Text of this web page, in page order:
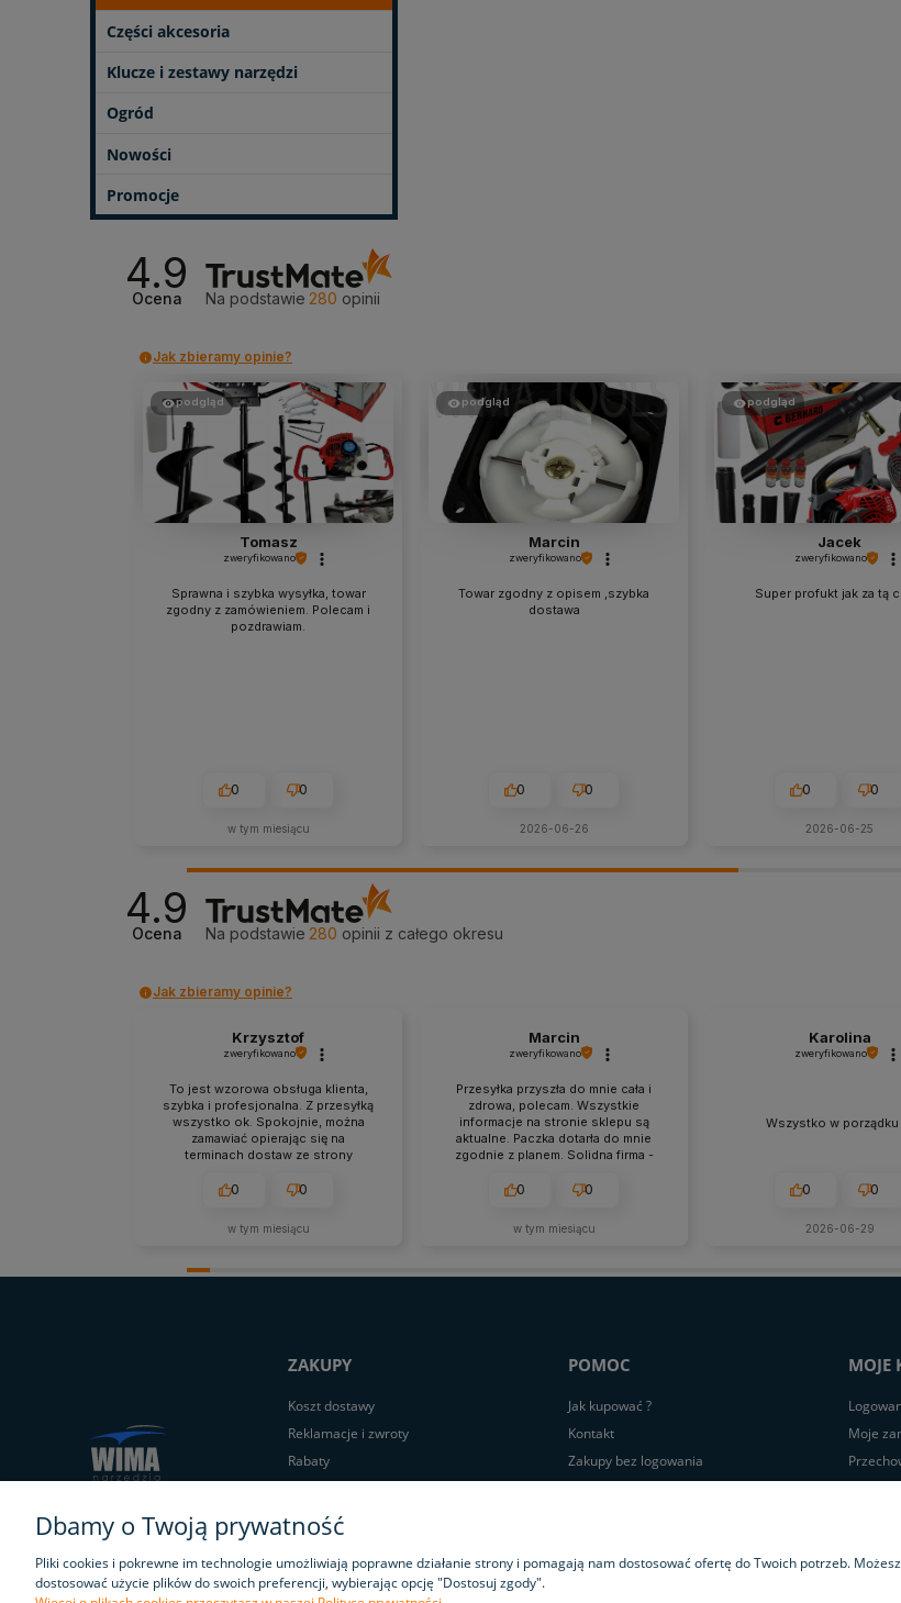
Części akcesoria
Klucze i zestawy narzędzi
Ogród
Nowości
Promocje
4.9
Ocena Na podstawie 280 opinii
Jak zbieramy opinie?
podgląd
Tomasz
zweryfikowano
Sprawna i szybka wysyłka, towar
zgodny z zamówieniem. Polecam i
pozdrawiam.
0 0
w tym miesiącu
podgląd
Marcin
zweryfikowano
Towar zgodny z opisem ,szybka
dostawa
0 0
2026-06-26
podgląd
Jacek
zweryfikowano
Super profukt jak za tą
0 0
2026-06-25
4.9
Ocena Na podstawie 280 opinii z całego okresu
Jak zbieramy opinie?
Krzysztof
zweryfikowano
To jest wzorowa obsługa klienta,
szybka i profesjonalna. Z przesyłką
wszystko ok. Spokojnie, można
zamawiać opierając się na
terminach dostaw ze strony
0 0
w tym miesiącu
Marcin
zweryfikowano
Przesyłka przyszła do mnie cała i
zdrowa, polecam. Wszystkie
informacje na stronie sklepu są
aktualne. Paczka dotarła do mnie
zgodnie z planem. Solidna firma -
0 0
w tym miesiącu
Karolina
zweryfikowano
Wszystko w porządku
0 0
2026-06-29
ZAKUPY
Koszt dostawy
Reklamacje i zwroty
Rabaty
POMOC
Jak kupować ?
Kontakt
Zakupy bez logowania
MOJE
Moje
Dbamy o Twoją prywatność
Pliki cookies i pokrewne im technologie umożliwiają poprawne działanie strony i pomagają nam dostosować ofertę do Twoich potrzeb.
dostosować użycie plików do swoich preferencji, wybierając opcję "Dostosuj zgody".